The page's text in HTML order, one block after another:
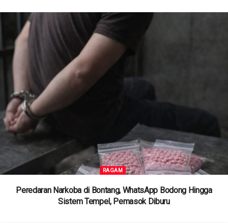
RAGAM
Peredaran Narkoba di Bontang, WhatsApp Bodong Hingga
Sistem Tempel, Pemasok Diburu